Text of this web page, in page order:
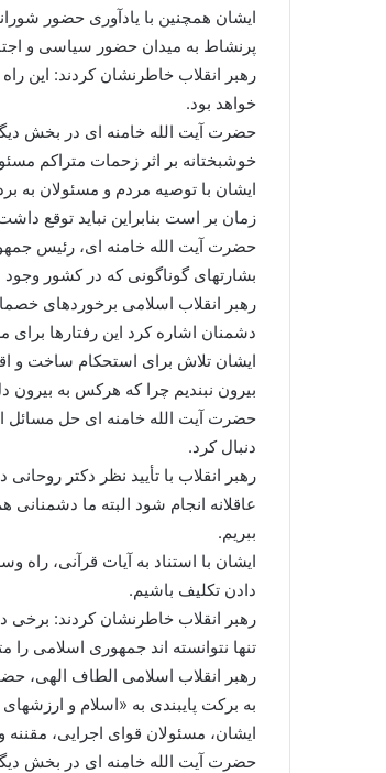
پرنشاط به میدان حضور سیاسی و
رهبر انقلاب خاطرنشان کردند: این
خواهد بود.
حضرت آیت الله خامنه ای در بخش
خوشبختانه بر اثر زحمات متراکم
ایشان با توصیه مردم و مسئولان به
زمان بر است بنابراین نباید توقع
حضرت آیت الله خامنه ای، رئیس
بشارتهای گوناگونی که در کشور
رهبر انقلاب اسلامی برخوردهای
دشمنان اشاره کرد این رفتارها
ایشان تلاش برای استحکام ساخت و
بیرون نبندیم چرا که هرکس به
حضرت آیت الله خامنه ای حل مسائل
دنبال کرد.
رهبر انقلاب با تأیید نظر دکتر
عاقلانه انجام شود البته ما
ببریم.
ایشان با استناد به آیات قرآنی،
دادن تکلیف باشیم.
تنها نتوانسته اند جمهوری اسلامی را
رهبر انقلاب اسلامی الطاف الهی،
به برکت پایبندی به «اسلام و
ایشان، مسئولان قوای اجرایی،
حضرت آیت الله خامنه ای در بخش